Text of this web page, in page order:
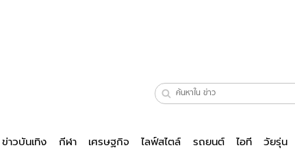
ข่าวบันเทิง กีฬา เศรษฐกิจ ไลฟ์สไตล์ รถยนต์ ไอที วัยรุ่น